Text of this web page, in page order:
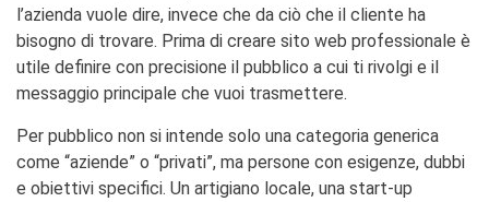
l’azienda vuole dire, invece che da ciò che il cliente ha
bisogno di trovare. Prima di creare sito web professionale è
utile definire con precisione il pubblico a cui ti rivolgi e il
messaggio principale che vuoi trasmettere.
Per pubblico non si intende solo una categoria generica
come “aziende” o “privati”, ma persone con esigenze, dubbi
e obiettivi specifici. Un artigiano locale, una start-up